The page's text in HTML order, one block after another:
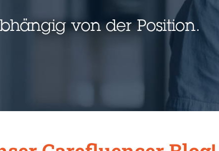
von der Position.